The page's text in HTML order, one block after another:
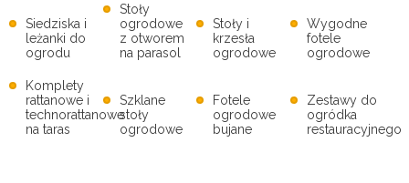
Siedziska i
leżanki do
ogrodu
Stoły
ogrodowe
z otworem
na parasol
Stoły i
krzesła
ogrodowe
Wygodne
fotele
ogrodowe
Komplety
rattanowe i
technorattanowe
na taras
Szklane
stoły
ogrodowe
Fotele
ogrodowe
bujane
Zestawy do
ogródka
restauracyjnego